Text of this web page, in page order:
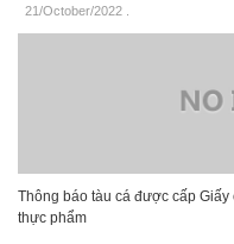
21/October/2022
Thông báo tàu cá được cấp
thực phẩm